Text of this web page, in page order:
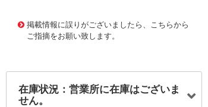
掲載情報に誤りがございましたら、こちらから
ご指摘をお願い致します。
在庫状況：営業所に在庫はございま
せん。